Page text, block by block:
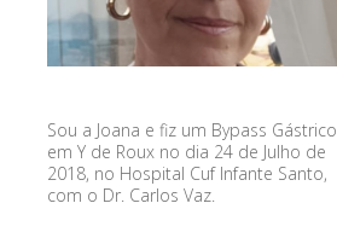
Sou a Joana e fiz um Bypass Gástrico
em Y de Roux no dia 24 de Julho de
2018, no Hospital Cuf Infante Santo,
com o Dr. Carlos Vaz.